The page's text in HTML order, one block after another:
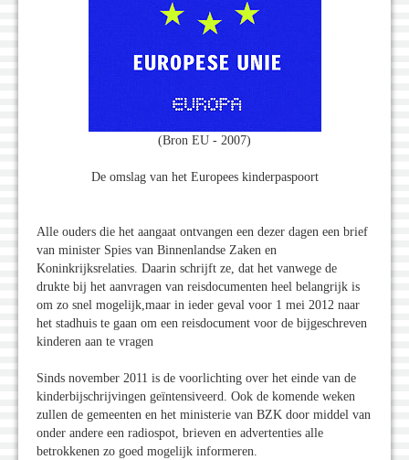
(Bron EU - 2007)
De omslag van het Europees kinderpaspoort
Alle ouders die het aangaat ontvangen een dezer dagen een brief
van minister Spies van Binnenlandse Zaken en
Koninkrijksrelaties. Daarin schrijft ze, dat het vanwege de
drukte bij het aanvragen van reisdocumenten heel belangrijk is
om zo snel mogelijk,maar in ieder geval voor 1 mei 2012 naar
het stadhuis te gaan om een reisdocument voor de bijgeschreven
kinderen aan te vragen
Sinds november 2011 is de voorlichting over het einde van de
kinderbijschrijvingen geïntensiveerd. Ook de komende weken
zullen de gemeenten en het ministerie van BZK door middel van
onder andere een radiospot, brieven en advertenties alle
betrokkenen zo goed mogelijk informeren.